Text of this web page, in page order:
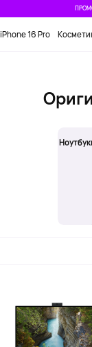
iPhone 16 Pro